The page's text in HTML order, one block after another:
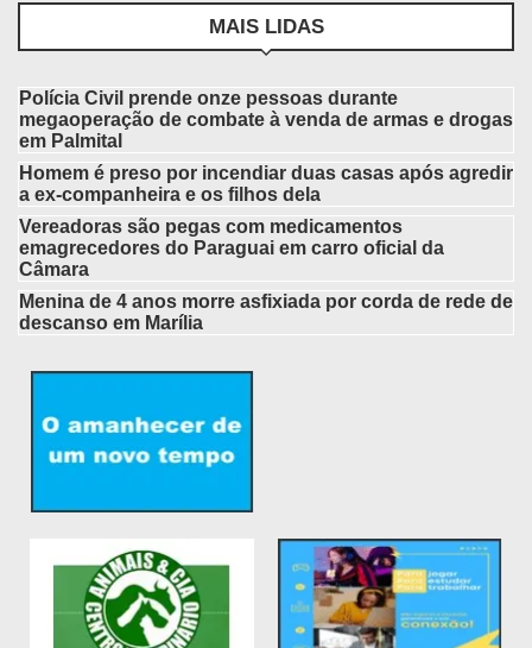
MAIS LIDAS
Polícia Civil prende onze pessoas durante
megaoperação de combate à venda de armas e drogas
em Palmital
Homem é preso por incendiar duas casas após agredir
a ex-companheira e os filhos dela
Vereadoras são pegas com medicamentos
emagrecedores do Paraguai em carro oficial da
Câmara
Menina de 4 anos morre asfixiada por corda de rede de
descanso em Marília